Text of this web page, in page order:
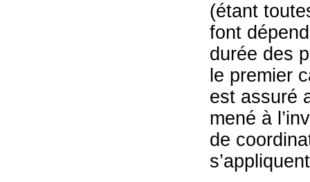
(étant
font
durée des
le premier
est assuré
mené à
de